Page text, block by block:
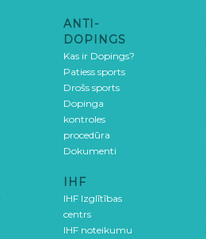
ANTI-
DOPINGS
Kas ir Dopings?
Patiess sports
Drošs sports
Dopinga
kontroles
procedūra
Dokumenti
IHF
IHF Izglītības
centrs
IHF noteikumu